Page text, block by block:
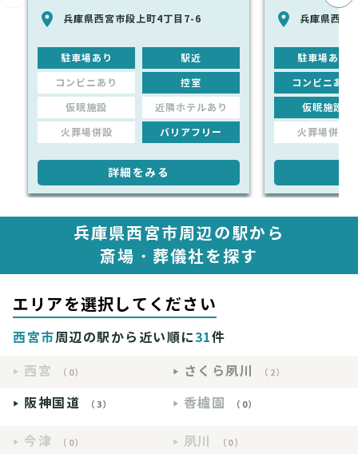
兵庫県西宮市段上町4丁目7-6
駐車場あり 駅近
コンビニあり 控室
仮眠施設 近隣ホテルあり
火葬場併設 バリアフリー
詳細をみる
兵庫県西宮
駐車場あり
コンビニあり
仮眠施設
火葬場併設
兵庫県西宮市周辺の駅から
斎場・葬儀社を探す
エリアを選択してください
西宮市周辺の駅から近い順に31件
西宮
（0） さくら夙川 （2）
阪神国道 （3） 香櫨園 （0）
今津 （0） 夙川 （0）